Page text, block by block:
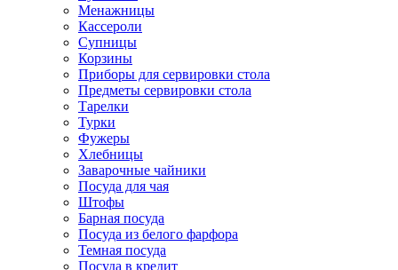
Менажницы
Кассероли
Супницы
Корзины
Приборы для сервировки стола
Предметы сервировки стола
Тарелки
Турки
Фужеры
Хлебницы
Заварочные чайники
Посуда для чая
Штофы
Барная посуда
Посуда из белого фарфора
Темная посуда
Посуда в кредит